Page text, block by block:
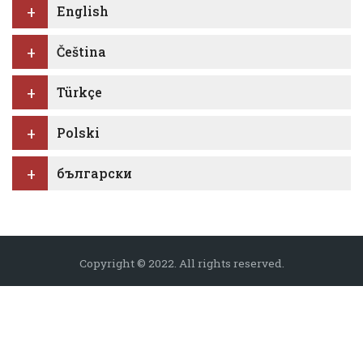
English
Čeština
Türkçe
Polski
български
Copyright © 2022. All rights reserved.